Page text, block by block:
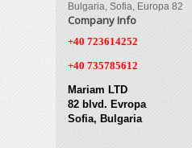
Bulgaria, Sofia, Europa 82
Company Info
+40 723614252
+40 735785612
Mariam LTD
82 blvd. Evropa
Sofia, Bulgaria